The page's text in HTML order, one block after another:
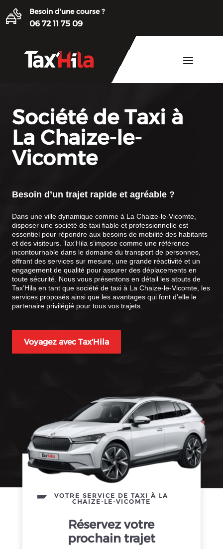
Besoin d'une course ?
06 72 11 75 09
Société de Taxi à
La Chaize-le-
Vicomte
Besoin d’un trajet rapide et agréable ?
Dans une ville dynamique comme à La Chaize-le-Vicomte,
disposer une société de taxi fiable et professionnelle est
essentiel pour répondre aux besoins de mobilité des habitants
et des visiteurs. Tax’Hila s’impose comme une référence
incontournable dans le domaine du transport de personnes,
offrant des services sur mesure, une grande réactivité et un
engagement de qualité pour assurer des déplacements en
toute sécurité. Nous vous présentons en détail les atouts de
Tax’Hila en tant que société de taxi à La Chaize-le-Vicomte, les
services proposés ainsi que les avantages qui font d’elle le
partenaire privilégié pour tous vos trajets.
Voyagez avec Tax'Hila
VOTRE SERVICE DE TAXI À LA
CHAIZE-LE-VICOMTE
Réservez votre
prochain trajet